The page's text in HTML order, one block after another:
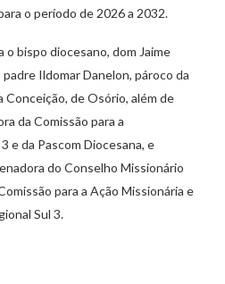
o período de 2026 a 2032.
o bispo diocesano, dom Jaime
Ildomar Danelon, pároco da
Conceição, de Osório, além de
da Comissão para a
e da Pascom Diocesana, e
do Conselho Missionário
para a Ação Missionária e
Sul 3.